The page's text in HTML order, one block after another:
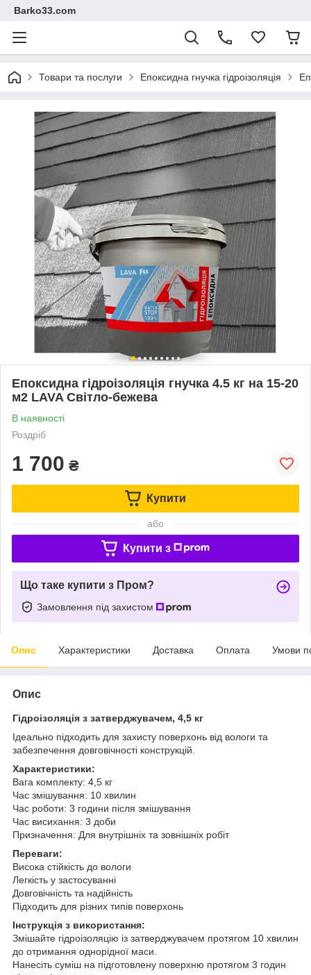
Barko33.com
Товари та послуги Епоксидна гнучка гідроізоляція
Епоксидна гідроізоляція гнучка 4.5 кг на 15-20
м2 LAVA Світло-бежева
В наявності
Роздріб
1 700 ₴
Купити
або
Купити з
Що таке купити з Пром?
Замовлення під захистом
Опис Характеристики Доставка Оплата Умови
Опис
Гідроізоляція з затверджувачем, 4,5 кг
Ідеально підходить для захисту поверхонь від вологи та
забезпечення довговічності конструкцій.
Характеристики:
Вага комплекту: 4,5 кг
Час змішування: 10 хвилин
Час роботи: 3 години після змішування
Час висихання: 3 доби
Призначення: Для внутрішніх та зовнішніх робіт
Переваги:
Висока стійкість до вологи
Легкість у застосуванні
Довговічність та надійність
Підходить для різних типів поверхонь
Інструкція з використання:
Змішайте гідроізоляцію із затверджувачем протягом 10 хвилин
до отримання однорідної маси.
Нанесіть суміш на підготовлену поверхню протягом 3 годин